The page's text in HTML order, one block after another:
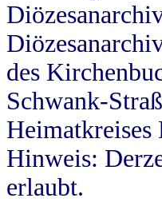
des
Schwank-
Heimatkreises
Hinweis:
erlaubt.